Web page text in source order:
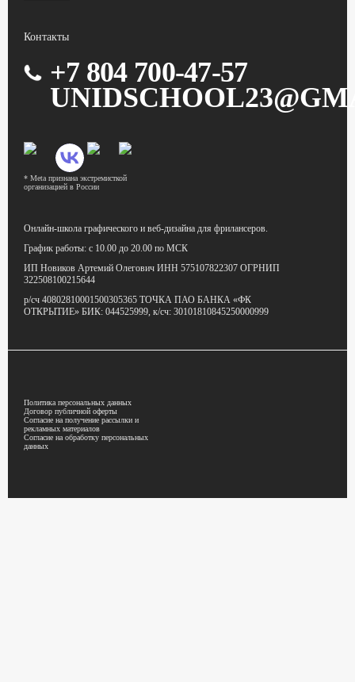
Контакты
+7 804 700-47-57
* Meta признана экстремисткой
организацией в России
Онлайн-школа графического и веб-дизайна для фрилансеров.
График работы: с 10.00 до 20.00 по МСК
ИП Новиков Артемий Олегович ИНН 575107822307 ОГРНИП
322508100215644
р/сч 40802810001500305365 ТОЧКА ПАО БАНКА «ФК
ОТКРЫТИЕ» БИК: 044525999, к/сч: 30101810845250000999
Политика персональных данных
Договор публичной оферты
Согласие на получение рассылки и
рекламных материалов
Согласие на обработку персональных
данных